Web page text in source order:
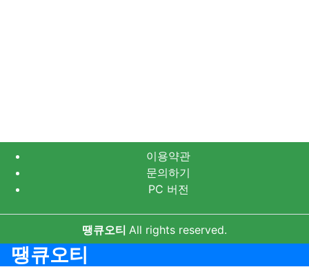
이용약관
문의하기
PC 버전
땡큐오티 All rights reserved.
땡큐오티